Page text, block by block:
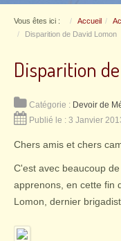
Vous êtes ici : Accueil
Disparition de David Lomon
Disparition
Catégorie : Devoir de
Publié le : 3 Janvier
Chers amis et chers
C'est avec beaucoup
apprenons, en cette fin
Lomon, dernier